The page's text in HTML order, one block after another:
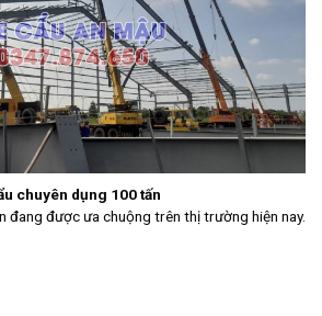
chuyên dụng 100 tấn
đang được ưa chuộng trên thị trường hiện nay.